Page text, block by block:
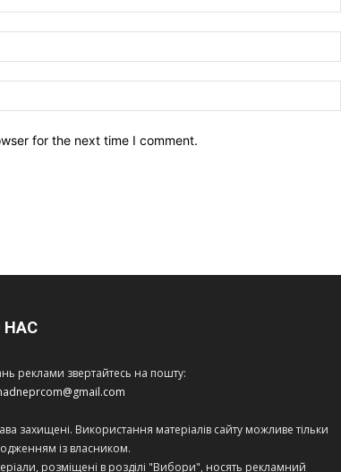
for the next time I comment.
НАС
реклами звертайтесь на пошту:
захищені. Використання матеріалів сайту можливе тільки
із власником.
розміщені в розділі "Вибори", носять рекламний